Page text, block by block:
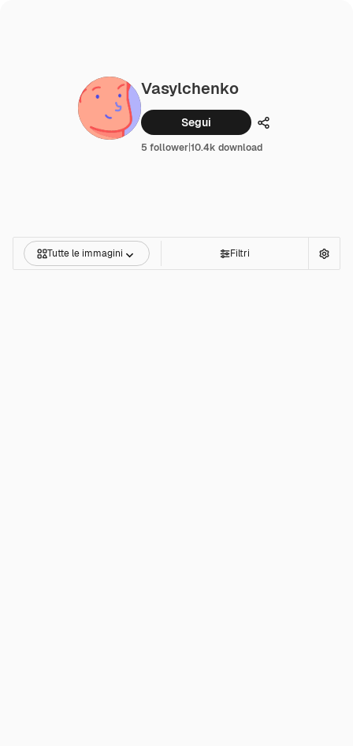
Vasylchenko
Segui Condividi
5 follower|10.4k download
Tutte le immagini Filtri